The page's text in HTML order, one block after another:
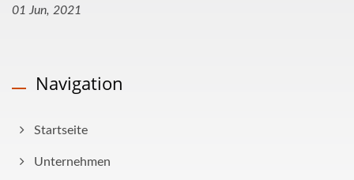
01 Jun, 2021
Navigation
Startseite
Unternehmen